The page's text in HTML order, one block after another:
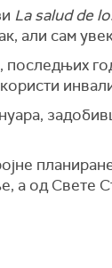
La salud de
али сам
а од Свете